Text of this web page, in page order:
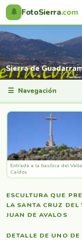
🌲 FotoSierra.com
Sierra de
☰ Navegación
Entrada a la basílica del
Caídos
ESCULTURA QUE
LA SANTA CRUZ DEL
JUAN DE AVALOS
DETALLE DE UNO